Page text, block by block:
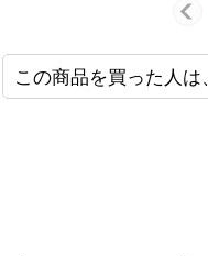
この商品を買った人